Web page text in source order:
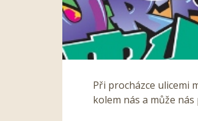
Při procházce ulicemi
kolem nás a může